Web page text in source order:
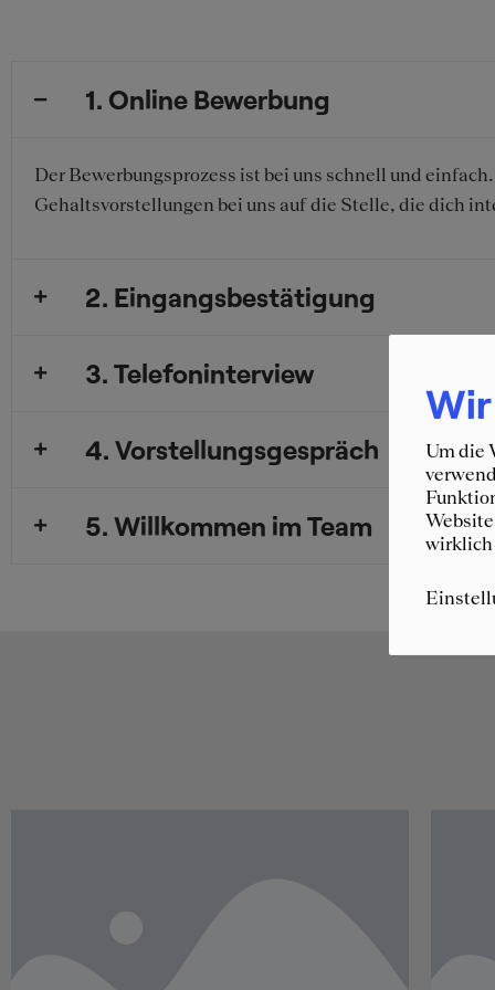
1. Online Bewerbung
Der Bewerbungsprozess ist bei uns schnell und
Gehaltsvorstellungen bei uns auf die Stelle, die dich
2. Eingangsbestätigung
3. Telefoninterview
4. Vorstellungsgespräch
5. Willkommen im Team
Um die
wirklich